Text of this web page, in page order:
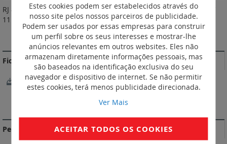
RJ 45 / RJ 45 direto. Em conformidade com as normas: ISO / IEC
11 801, EN 50173, ANSI / TIA 568.
MAIS INFORMAÇÃO
Fichas Técnicas
FichaTécnica_S000115527EN-00.pdf
DOCUMENTAÇÃO DE CONFORMIDADE
Perfil ambiental do produto
Estes cookies podem ser estabelecidos através do
nosso site pelos nossos parceiros de publicidade.
Podem ser usados por essas empresas para construir
um perfil sobre os seus interesses e mostrar-lhe
anúncios relevantes em outros websites. Eles não
armazenam diretamente informações pessoais, mas
são baseados na identificação exclusiva do seu
navegador e dispositivo de internet. Se não permitir
estes cookies, terá menos publicidade direcionada.
Ver Mais
ACEITAR TODOS OS COOKIES